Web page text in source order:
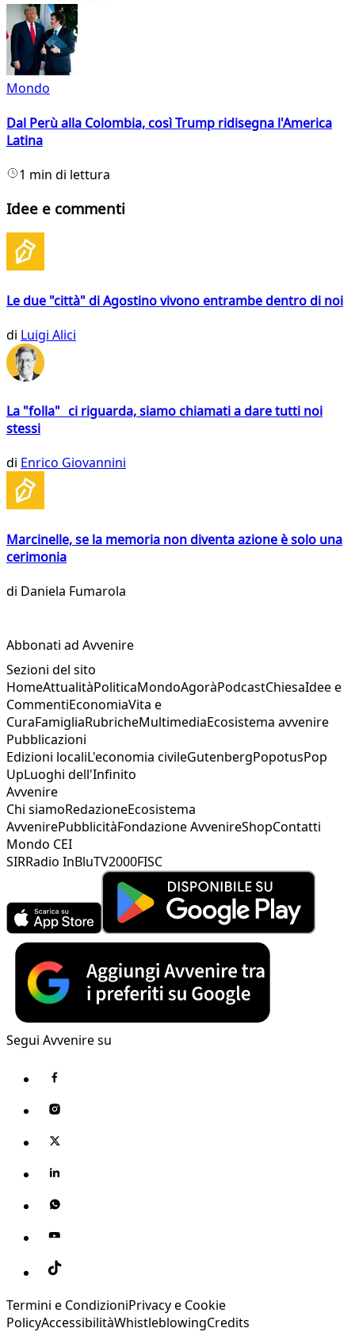
Mondo
Dal Perù alla Colombia, così Trump ridisegna l'America
Latina
1 min di lettura
Idee e commenti
Le due "città" di Agostino vivono entrambe dentro di noi
di Luigi Alici
La "folla" ci riguarda, siamo chiamati a dare tutti noi
stessi
di Enrico Giovannini
Marcinelle, se la memoria non diventa azione è solo una
cerimonia
di Daniela Fumarola
Abbonati ad Avvenire
Sezioni del sito
HomeAttualitàPoliticaMondoAgoràPodcastChiesaIdee e
CommentiEconomiaVita e
CuraFamigliaRubricheMultimediaEcosistema avvenire
Pubblicazioni
Edizioni localiL'economia civileGutenbergPopotusPop
UpLuoghi dell'Infinito
Avvenire
Chi siamoRedazioneEcosistema
AvvenirePubblicitàFondazione AvvenireShopContatti
Mondo CEI
SIRRadio InBluTV2000FISC
Segui Avvenire su
Termini e CondizioniPrivacy e Cookie
PolicyAccessibilitàWhistleblowingCredits